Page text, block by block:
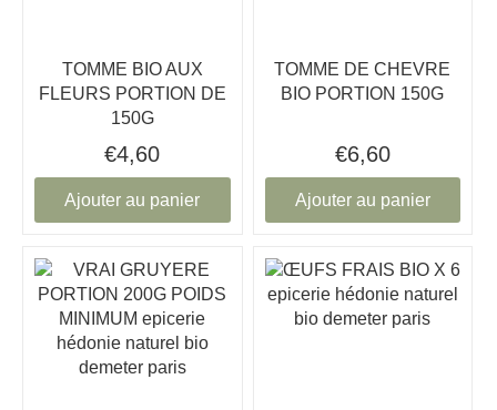
TOMME BIO AUX
FLEURS PORTION DE
150G
€4,60
Ajouter au panier
TOMME DE CHEVRE
BIO PORTION 150G
€6,60
Ajouter au panier